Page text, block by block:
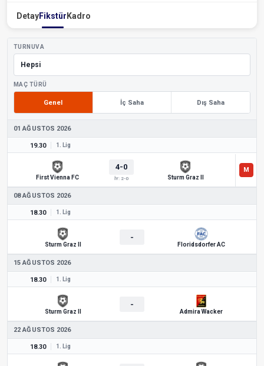
DetayFikstür Kadro
TURNUVA
MAÇ TÜRÜ
Genel İç Saha Dış Saha
01 AĞUSTOS 2026
19.30 1. Lig
First Vienna FC
4-0
İY: 2-0 Sturm Graz II
08 AĞUSTOS 2026
18.30 1. Lig
Sturm Graz II
-
Floridsdorfer AC
15 AĞUSTOS 2026
18.30 1. Lig
Sturm Graz II
-
Admira Wacker
22 AĞUSTOS 2026
18.30 1. Lig